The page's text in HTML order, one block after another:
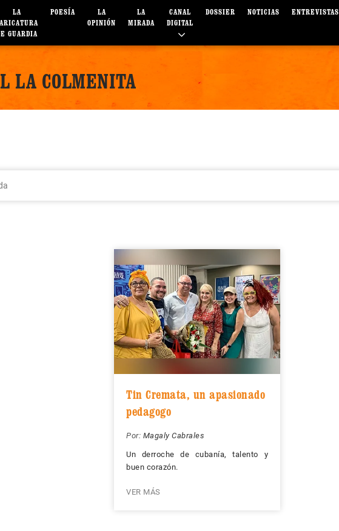
LA
GUARDIA
POESÍA
LA
OPINIÓN
LA
MIRADA
CANAL
DIGITAL
DOSSIER NOTICIAS ENTREVISTAS
LA COLMENITA
Tin Cremata, un apasionado
pedagogo
Por: Magaly Cabrales
Un derroche de cubanía, talento y
buen corazón.
VER MÁS